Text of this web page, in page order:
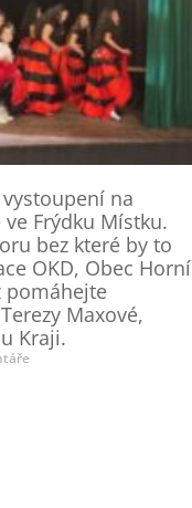
na
Frýdku Místku.
bez které by to
OKD, Obec Horní
pomáhejte
Maxové,
Kraji.